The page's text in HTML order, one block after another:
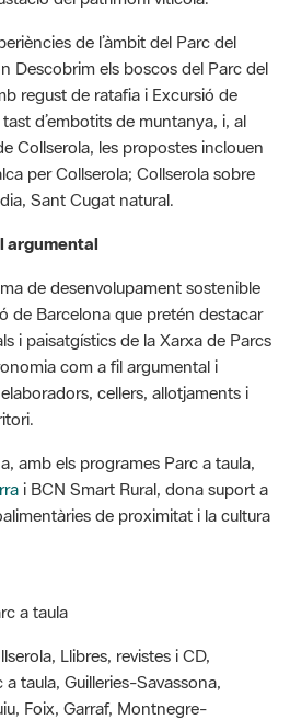
regust de ratafia i Excursió de
d’embotits de muntanya, i, al
Collserola, les propostes inclouen
per Collserola; Collserola sobre
Sant Cugat natural.
de desenvolupament sostenible
Barcelona que pretén destacar
i paisatgístics de la Xarxa de Parcs
com a fil argumental i
cellers, allotjaments i
amb els programes Parc a taula,
i BCN Smart Rural, dona suport a
a taula
Llibres, revistes i CD,
taula, Guilleries-Savassona,
Obac, Xarxa de Parcs
Parc a taula, Parc a Taula,
ambiental, Diputació de